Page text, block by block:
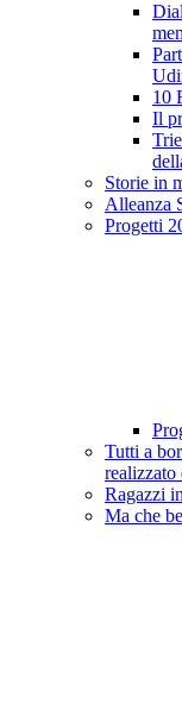
10
Il
Storie in
Alleanza
Progetti
Tutti a
realizzato
Ragazzi
Ma che